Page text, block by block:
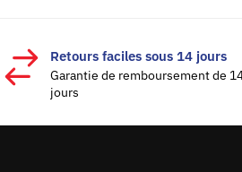
Retours faciles sous 14 jours
Garantie de remboursement de
jours